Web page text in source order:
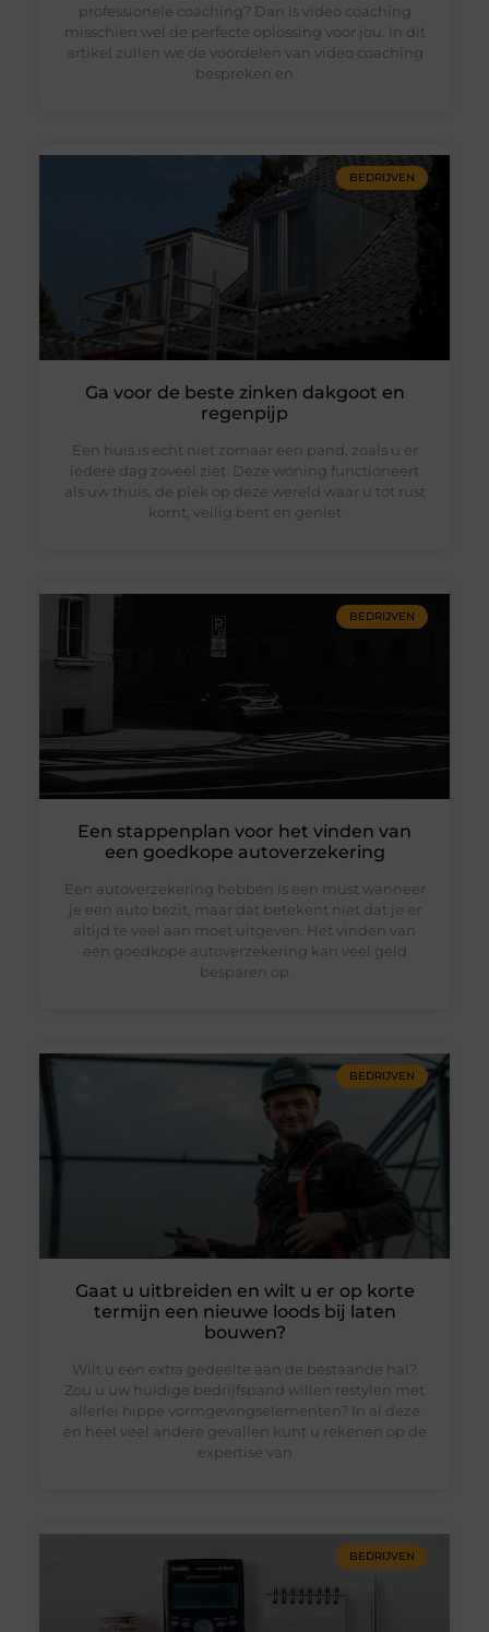
professionele coaching? Dan is video coaching
misschien wel de perfecte oplossing voor jou. In dit
artikel zullen we de voordelen van video coaching
bespreken en
BEDRIJVEN
Ga voor de beste zinken dakgoot en
regenpijp
Een huis is echt niet zomaar een pand, zoals u er
iedere dag zoveel ziet. Deze woning functioneert
als uw thuis, de plek op deze wereld waar u tot rust
komt, veilig bent en geniet
BEDRIJVEN
Een stappenplan voor het vinden van
een goedkope autoverzekering
Een autoverzekering hebben is een must wanneer
je een auto bezit, maar dat betekent niet dat je er
altijd te veel aan moet uitgeven. Het vinden van
een goedkope autoverzekering kan veel geld
besparen op
BEDRIJVEN
Gaat u uitbreiden en wilt u er op korte
termijn een nieuwe loods bij laten
bouwen?
Wilt u een extra gedeelte aan de bestaande hal?
Zou u uw huidige bedrijfspand willen restylen met
allerlei hippe vormgevingselementen? In al deze
en heel veel andere gevallen kunt u rekenen op de
expertise van
BEDRIJVEN